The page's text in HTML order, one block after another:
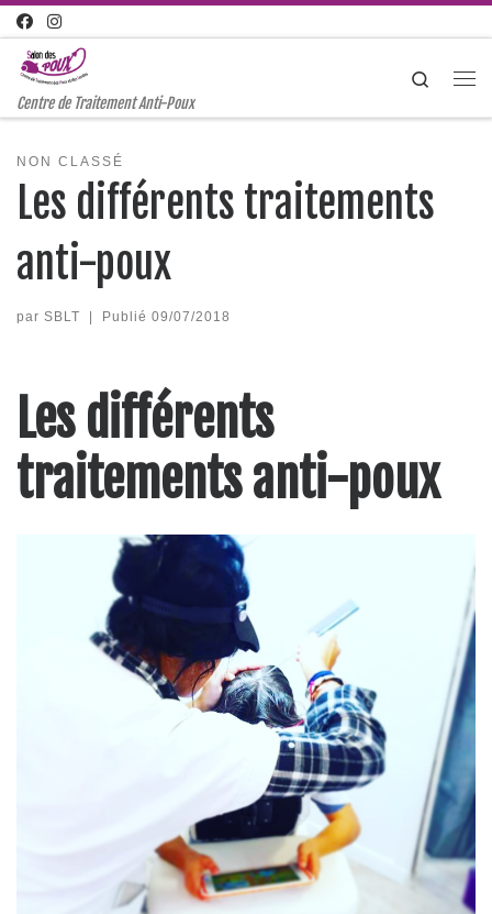
Passer au contenu
Centre de Traitement Anti-Poux
Search
NON CLASSÉ
Les différents traitements
anti-poux
par SBLT | Publié 09/07/2018
Les différents
traitements anti-poux